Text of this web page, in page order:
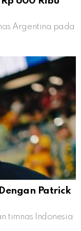
Argentina pada
Patrick
timnas Indonesia